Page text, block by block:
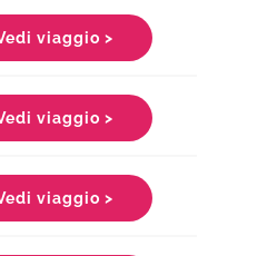
viaggio >
viaggio >
viaggio >